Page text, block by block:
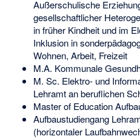
Außerschulische
gesellschaftlicher
in früher Kindheit und im
Inklusion in
Wohnen, Arbeit, Freizeit
M.A. Kommunale
M. Sc. Elektro- und
Lehramt an beruflichen
Master of Education
Aufbaustudiengang
(horizontaler